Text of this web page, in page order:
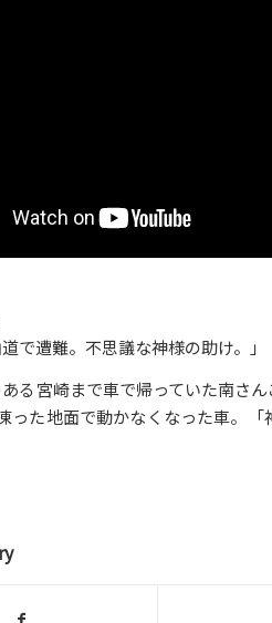
で遭難。不思議な神様の助け。」
る宮崎まで車で帰っていた南さ
った地面で動かなくなった車。